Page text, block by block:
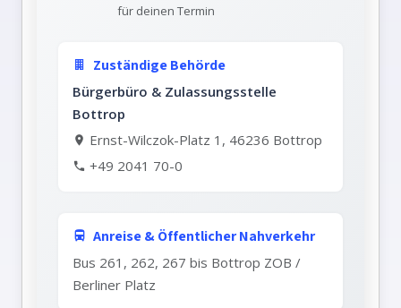
für deinen Termin
Zuständige Behörde
Bürgerbüro & Zulassungsstelle
Bottrop
Ernst-Wilczok-Platz 1, 46236 Bottrop
+49 2041 70-0
Anreise & Öffentlicher Nahverkehr
Bus 261, 262, 267 bis Bottrop ZOB /
Berliner Platz